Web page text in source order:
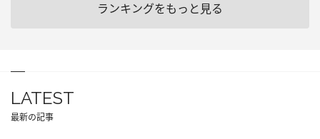
ランキングをもっと見る
LATEST
最新の記事